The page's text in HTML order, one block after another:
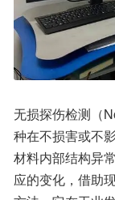
无损探伤检测（
种在不损害或不
材料内部结构异
应的变化，借助